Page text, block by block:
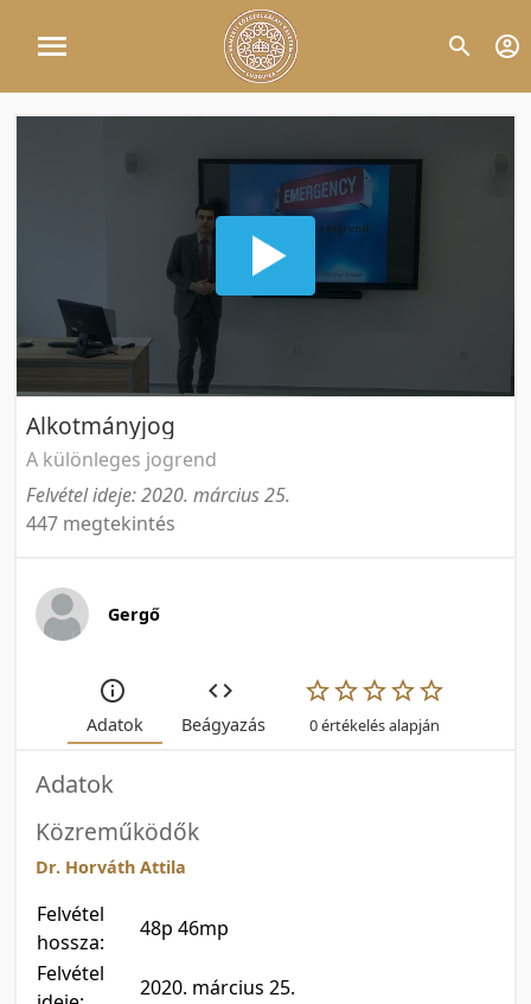
Alkotmányjog
A különleges jogrend
Felvétel ideje: 2020. március 25.
447 megtekintés
Gergő
Adatok Beágyazás 0 értékelés alapján
Adatok
Közreműködők
Dr. Horváth Attila
Felvétel
hossza:
48p 46mp
Felvétel
2020. március 25.